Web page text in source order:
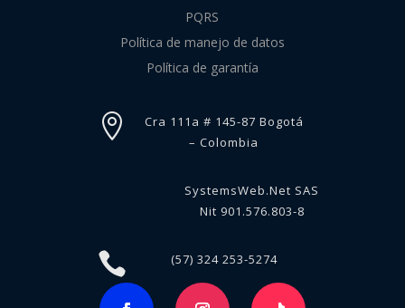
PQRS
Política de manejo de datos
Política de garantía

Cra 111a # 145-87 Bogotá
– Colombia
SystemsWeb.Net SAS
Nit 901.576.803-8
 (57) 324 253-5274